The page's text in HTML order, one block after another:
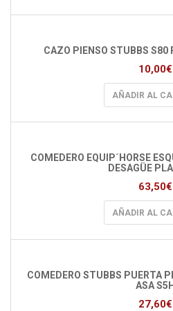
CAZO PIENSO STUBBS S80
10,00€
AÑADIR AL
COMEDERO EQUIP´HORSE
DESAGÜE
63,50€
AÑADIR AL
COMEDERO STUBBS PUERTA
ASA S5H
27,60€